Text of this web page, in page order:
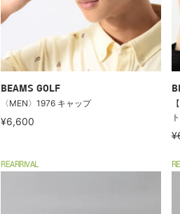
BEAMS GOLF
〈MEN〉1976 キャップ
¥6,600
ト
REARRIVAL